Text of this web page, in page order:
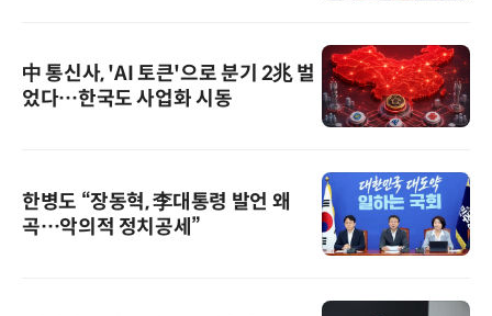
中 통신사, 'AI 토큰'으로 분기 2兆 벌
었다…한국도 사업화 시동
한병도 “장동혁, 李대통령 발언 왜
곡…악의적 정치공세”